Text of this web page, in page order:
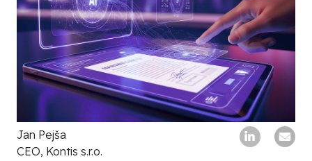
Jan Pejša
CEO, Kontis s.r.o.